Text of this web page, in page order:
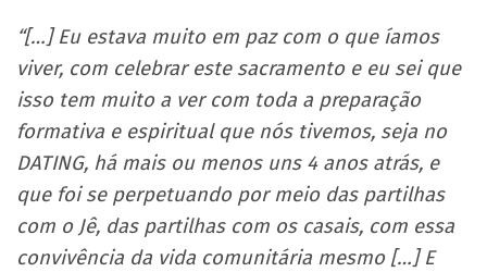
“[…] Eu estava muito em paz com o que íamos
viver, com celebrar este sacramento e eu sei que
isso tem muito a ver com toda a preparação
formativa e espiritual que nós tivemos, seja no
DATING, há mais ou menos uns 4 anos atrás, e
que foi se perpetuando por meio das partilhas
com o Jê, das partilhas com os casais, com essa
convivência da vida comunitária mesmo […] E